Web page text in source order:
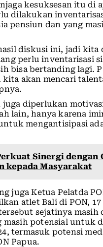
kesuksesan itu di
dilakukan
pensiun dan yang
diskusi ini, jadi
perlu inventarisasi
bisa bertanding lagi.
kita akan mencari
diperlukan
lain, hanya karena
mengantisipasi
Sinergi dengan
kepada Masyarakat
juga Ketua Pelatda
atlet Bali di PON,
sejatinya
masih potensial untuk
termasuk potensi
Papua.